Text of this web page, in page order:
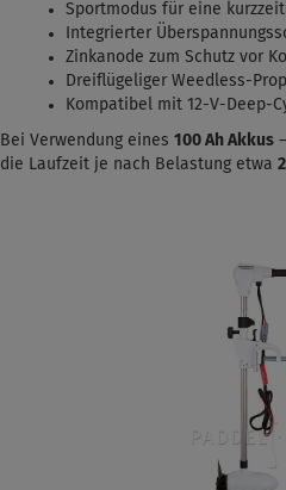
Sportmodus für eine
Integrierter
Zinkanode zum Schutz vor
Dreiflügeliger Weedless-
Kompatibel mit 12-V-Deep-
Bei Verwendung eines 100 Ah Akkus
die Laufzeit je nach Belastung etwa